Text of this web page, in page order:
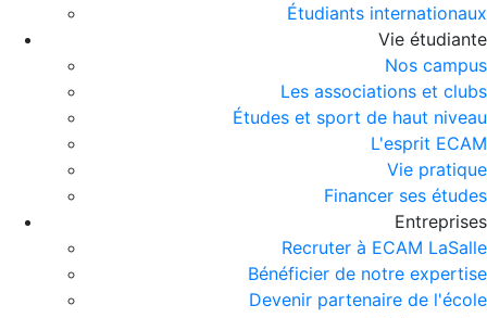
Étudiants internationaux
Vie étudiante
Nos campus
Les associations et clubs
Études et sport de haut niveau
L'esprit ECAM
Vie pratique
Financer ses études
Entreprises
Recruter à ECAM LaSalle
Bénéficier de notre expertise
Devenir partenaire de l'école